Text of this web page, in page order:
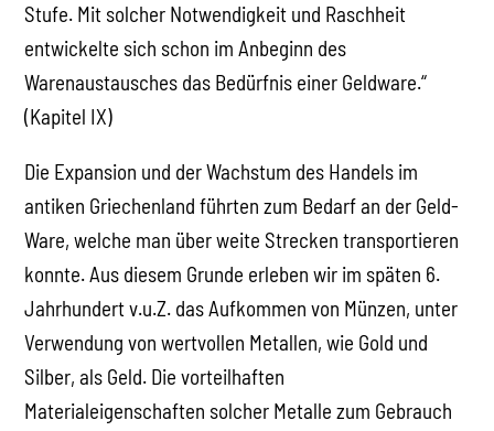
Stufe. Mit solcher Notwendigkeit und Raschheit
entwickelte sich schon im Anbeginn des
Warenaustausches das Bedürfnis einer Geldware.“
(Kapitel IX)
Die Expansion und der Wachstum des Handels im
antiken Griechenland führten zum Bedarf an der Geld-
Ware, welche man über weite Strecken transportieren
konnte. Aus diesem Grunde erleben wir im späten 6.
Jahrhundert v.u.Z. das Aufkommen von Münzen, unter
Verwendung von wertvollen Metallen, wie Gold und
Silber, als Geld. Die vorteilhaften
Materialeigenschaften solcher Metalle zum Gebrauch